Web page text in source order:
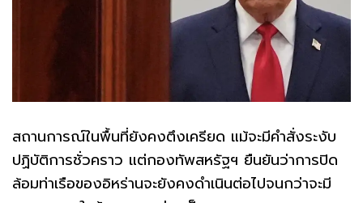
สถานการณ์ในพื้นที่ยังคงตึงเครียด แม้จะมีคำสั่งระงับ
ปฏิบัติการชั่วคราว แต่กองทัพสหรัฐฯ ยืนยันว่าการปิด
ล้อมท่าเรือของอิหร่านจะยังคงดำเนินต่อไปจนกว่าจะมี